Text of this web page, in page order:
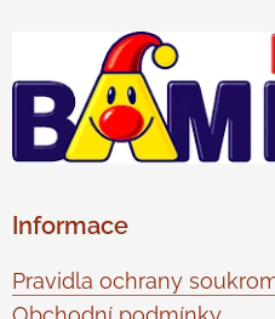
Informace
Pravidla ochrany